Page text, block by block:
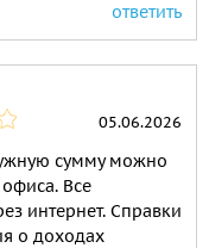
ответить
05.06.2026
сумму можно
Все
интернет. Справки
о доходах